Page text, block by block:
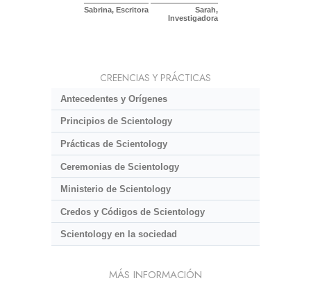
Sabrina, Escritora
Sarah,
Investigadora
CREENCIAS Y PRÁCTICAS
Antecedentes y Orígenes
Principios de Scientology
Prácticas de Scientology
Ceremonias de Scientology
Ministerio de Scientology
Credos y Códigos de Scientology
Scientology en la sociedad
MÁS INFORMACIÓN